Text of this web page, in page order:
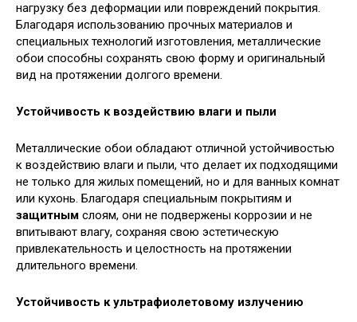
нагрузку без деформации или повреждений покрытия.
Благодаря использованию прочных материалов и
специальных технологий изготовления, металлические
обои способны сохранять свою форму и оригинальный
вид на протяжении долгого времени.
Устойчивость к воздействию влаги и пыли
Металлические обои обладают отличной устойчивостью
к воздействию влаги и пыли, что делает их подходящими
не только для жилых помещений, но и для ванных комнат
или кухонь. Благодаря специальным покрытиям и
защитным слоям, они не подвержены коррозии и не
впитывают влагу, сохраняя свою эстетическую
привлекательность и целостность на протяжении
длительного времени.
Устойчивость к ультрафиолетовому излучению